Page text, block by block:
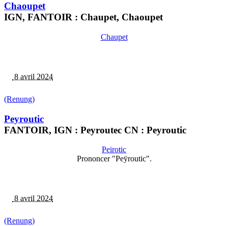
Chaoupet
IGN, FANTOIR : Chaupet, Chaoupet
Chaupet
8 avril 2024
(Renung)
Peyroutic
FANTOIR, IGN : Peyroutec CN : Peyroutic
Peirotic
Prononcer "Peÿroutic".
8 avril 2024
(Renung)